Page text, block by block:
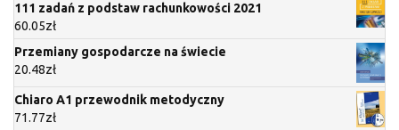
111 zadań z podstaw rachunkowości 2021
60.05zł
Przemiany gospodarcze na świecie
20.48zł
Chiaro A1 przewodnik metodyczny
71.77zł